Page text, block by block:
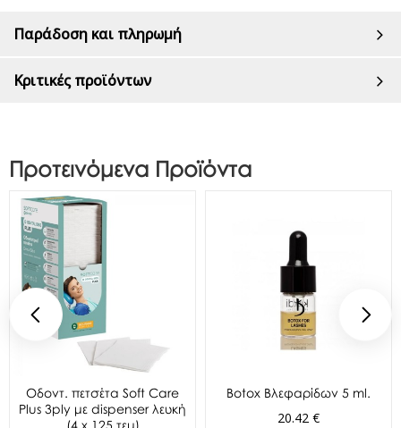
Παράδοση και πληρωμή
Κριτικές προϊόντων
Προτεινόμενα Προϊόντα
Oδοντ. πετσέτα Soft Care
Plus 3ply με dispenser λευκή
(4 x 125 τεμ)
Botox Βλεφαρίδων 5 ml.
20.42 €